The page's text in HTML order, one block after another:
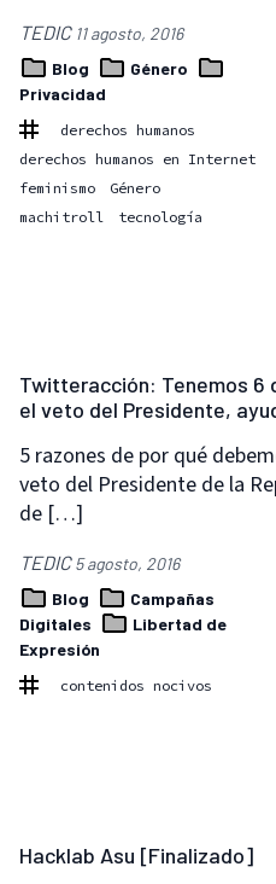
TEDIC 11 agosto, 2016
Blog
Género
Privacidad
derechos humanos
derechos humanos en Internet
feminismo
Género
machitroll
tecnología
Twitteracción: Tenemos 6
el veto del Presidente,
5 razones de por qué
veto del Presidente de la
de […]
TEDIC5 agosto, 2016
Blog
Campañas
Digitales
Libertad de
Expresión
contenidos nocivos
Hacklab Asu [Finalizado]